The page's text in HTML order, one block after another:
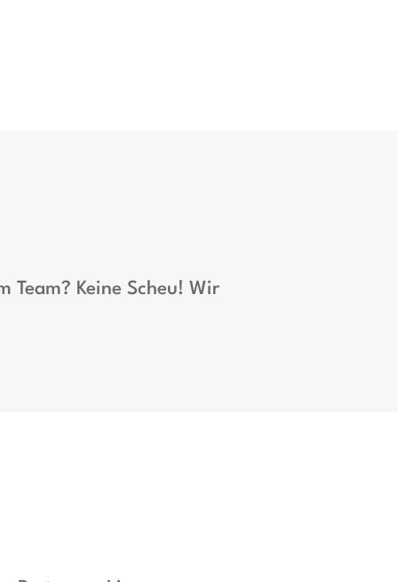
Team? Keine Scheu! Wir